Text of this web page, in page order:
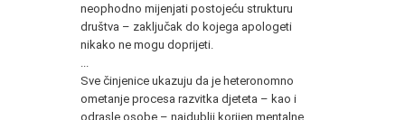
neophodno mijenjati postojeću strukturu
društva – zaključak do kojega apologeti
nikako ne mogu doprijeti.
Sve činjenice ukazuju da je heteronomno
ometanje procesa razvitka djeteta – kao i
odrasle osobe – najdublji korijen mentalne